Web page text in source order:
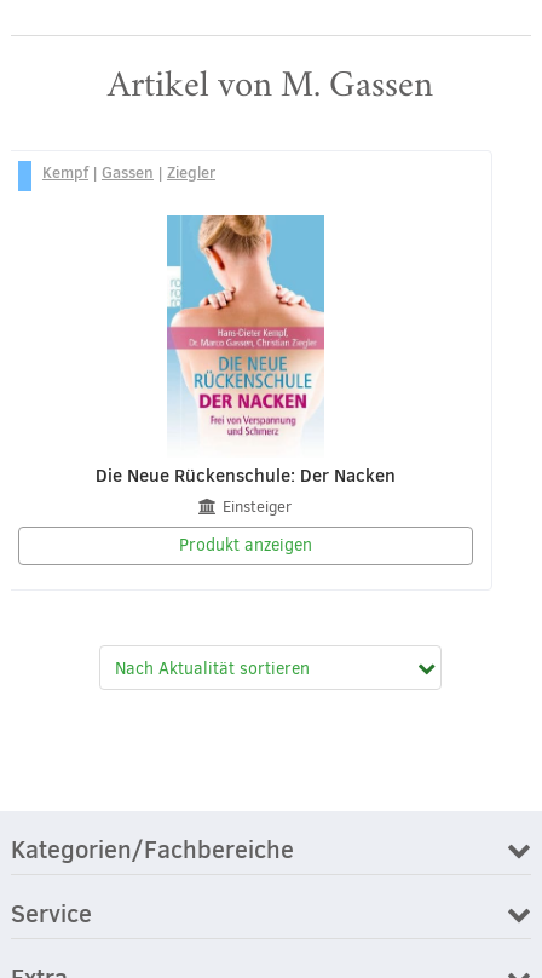
Artikel von M. Gassen
Kempf| Gassen | Ziegler
Die Neue Rückenschule: Der Nacken
Einsteiger
Produkt anzeigen
Kategorien/Fachbereiche
Service